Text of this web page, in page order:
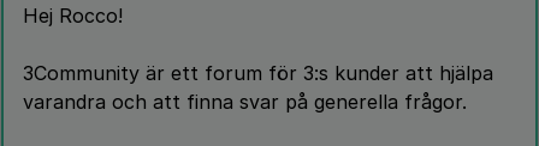
Hej Rocco!
3Community är ett forum för 3:s kunder att hjälpa
varandra och att finna svar på generella frågor.